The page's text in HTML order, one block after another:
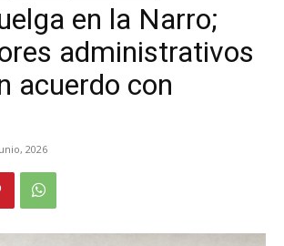
en la Narro;
administrativos
acuerdo con
2026